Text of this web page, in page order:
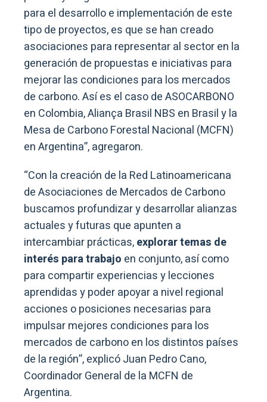
para el desarrollo e implementación de este
tipo de proyectos, es que se han creado
asociaciones para representar al sector en la
generación de propuestas e iniciativas para
mejorar las condiciones para los mercados
de carbono. Así es el caso de ASOCARBONO
en Colombia, Aliança Brasil NBS en Brasil y la
Mesa de Carbono Forestal Nacional (MCFN)
en Argentina”, agregaron.
“Con la creación de la Red Latinoamericana
de Asociaciones de Mercados de Carbono
buscamos profundizar y desarrollar alianzas
actuales y futuras que apunten a
intercambiar prácticas,explorar temas de
interés para trabajo en conjunto, así como
para compartir experiencias y lecciones
aprendidas y poder apoyar a nivel regional
acciones o posiciones necesarias para
impulsar mejores condiciones para los
mercados de carbono en los distintos países
de la región”, explicó Juan Pedro Cano,
Coordinador General de la MCFN de
Argentina.